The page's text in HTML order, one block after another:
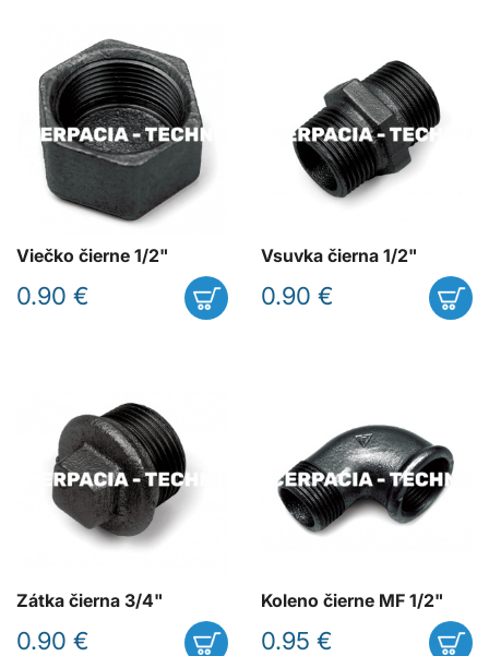
Viečko čierne 1/2"
0.90 €
Vsuvka čierna 1/2"
0.90 €
Zátka čierna 3/4"
0.90 €
Koleno čierne MF 1/2"
0.95 €